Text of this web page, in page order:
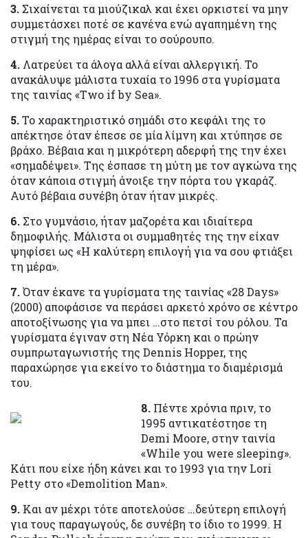
3. Σιχαίνεται τα μιούζικαλ και έχει ορκιστεί να μην
συμμετάσχει ποτέ σε κανένα ενώ αγαπημένη της
στιγμή της ημέρας είναι το σούρουπο.
4. Λατρεύει τα άλογα αλλά είναι αλλεργική. Το
ανακάλυψε μάλιστα τυχαία το 1996 στα γυρίσματα
της ταινίας «Two if by Sea».
5.Το χαρακτηριστικό σημάδι στο κεφάλι της το
απέκτησε όταν έπεσε σε μία λίμνη και χτύπησε σε
βράχο. Βέβαια και η μικρότερη αδερφή της την έχει
«σημαδέψει». Της έσπασε τη μύτη με τον αγκώνα της
όταν κάποια στιγμή άνοιξε την πόρτα του γκαράζ.
Αυτό βέβαια συνέβη όταν ήταν μικρές.
6. Στο γυμνάσιο, ήταν μαζορέτα και ιδιαίτερα
δημοφιλής. Μάλιστα οι συμμαθητές της την είχαν
ψηφίσει ως «Η καλύτερη επιλογή για να σου φτιάξει
τη μέρα».
7.Όταν έκανε τα γυρίσματα της ταινίας «28 Days»
(2000) αποφάσισε να περάσει αρκετό χρόνο σε κέντρο
αποτοξίνωσης για να μπει …στο πετσί του ρόλου. Τα
γυρίσματα έγιναν στη Νέα Υόρκη και ο πρώην
συμπρωταγωνιστής της Dennis Hopper, της
παραχώρησε για εκείνο το διάστημα το διαμέρισμά
του.
8. Πέντε χρόνια πριν, το
1995 αντικατέστησε τη
Demi Moore, στην ταινία
«While you were sleeping».
Κάτι που είχε ήδη κάνει και το 1993 για την Lori
Petty στο «Demolition Man».
9. Και αν μέχρι τότε αποτελούσε …δεύτερη επιλογή
για τους παραγωγούς, δε συνέβη το ίδιο το 1999. Η